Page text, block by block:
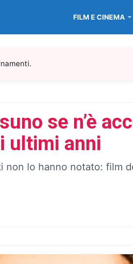
FILM E CINEMA
se n’è
ultimi anni
non lo hanno notato: film